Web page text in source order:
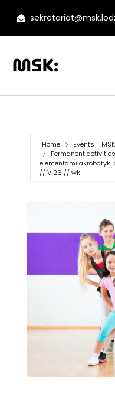
Home Events - MSK
Permanent activities
elementami
// V 26 // wk